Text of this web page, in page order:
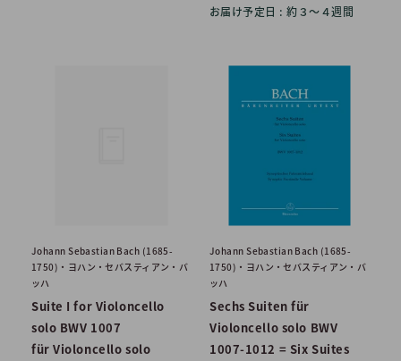
お届け予定日 : 約３〜４週間
Johann Sebastian Bach (1685-
1750)・ヨハン・セバスティアン・バ
ッハ
Suite I for Violoncello
solo BWV 1007
für Violoncello solo
Johann Sebastian Bach (1685-
1750)・ヨハン・セバスティアン・バ
ッハ
Sechs Suiten für
Violoncello solo BWV
1007-1012 = Six Suites